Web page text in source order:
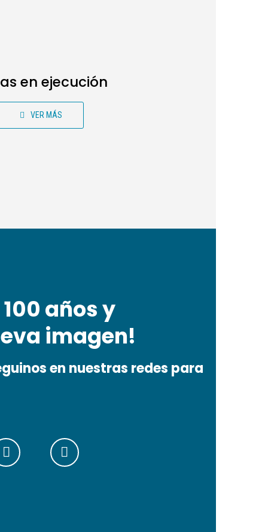
en ejecución
VER MÁS
años y
imagen!
en nuestras redes para